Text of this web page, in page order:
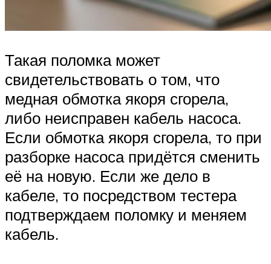
Такая поломка может
свидетельствовать о том, что
медная обмотка якоря сгорела,
либо неисправен кабель насоса.
Если обмотка якоря сгорела, то при
разборке насоса придётся сменить
её на новую. Если же дело в
кабеле, то посредством тестера
подтверждаем поломку и меняем
кабель.